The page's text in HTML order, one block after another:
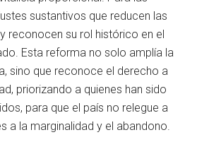
sustantivos que reducen las
reconocen su rol histórico en el
Esta reforma no solo amplía la
sino que reconoce el derecho a
priorizando a quienes han sido
para que el país no relegue a
a la marginalidad y el abandono.